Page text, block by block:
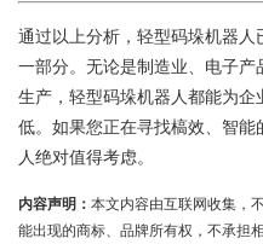
通过以上分析，轻型码垛机器
一部分。无论是制造业、电子
生产，轻型码垛机器人都能为
低。如果您正在寻找槁效、智
人绝对值得考虑。
内容声明： 本文内容由互联网收集，
能出现的商标、品牌所有权，不承担